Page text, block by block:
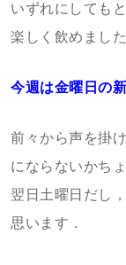
いずれにしても
楽しく飲めまし
今週は金曜日の
前々から声を掛
にならないかち
翌日土曜日だし
思います．